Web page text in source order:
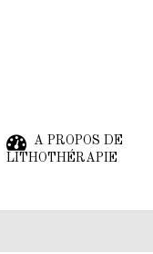
A PROPOS DE
LITHOTHÉRAPIE